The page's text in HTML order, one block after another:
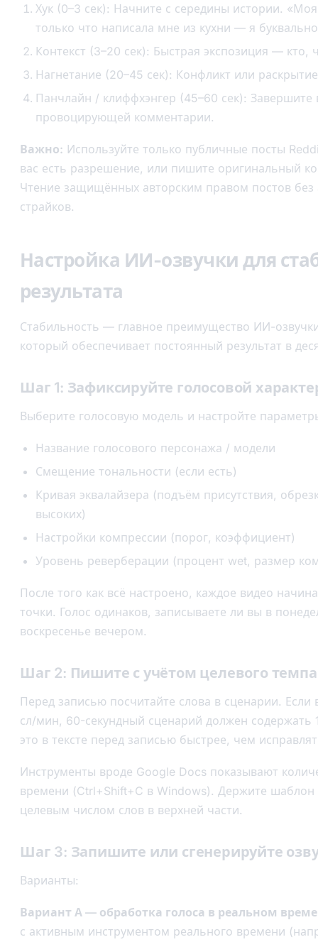
Хук (0–3 сек): Начните с середины истории.
только что написала мне из кухни — я
Контекст (3–20 сек): Быстрая экспозиция — кто,
Нагнетание (20–45 сек): Конфликт или
Панчлайн / клиффхэнгер (45–60 сек):
провоцирующей комментарии.
Важно: Используйте только публичные посты
вас есть разрешение, или пишите оригинальный
Чтение защищённых авторским правом постов без
страйков.
Настройка ИИ-озвучки для
результата
Стабильность — главное преимущество ИИ-
который обеспечивает постоянный результат в
Шаг 1: Зафиксируйте голосовой
Выберите голосовую модель и настройте
Название голосового персонажа / модели
Смещение тональности (если есть)
Кривая эквалайзера (подъём присутствия,
высоких)
Настройки компрессии (порог, коэффициент)
Уровень реверберации (процент wet, размер
После того как всё настроено, каждое видео
точки. Голос одинаков, записываете ли вы в
воскресенье вечером.
Шаг 2: Пишите с учётом целевого темпа
Перед записью посчитайте слова в сценарии.
сл/мин, 60-секундный сценарий должен содержать
это в тексте перед записью быстрее, чем
Инструменты вроде Google Docs показывают
времени (Ctrl+Shift+C в Windows). Держите
целевым числом слов в верхней части.
Шаг 3: Запишите или сгенерируйте
Варианты:
Вариант А — обработка голоса в реальном
с активным инструментом реального времени